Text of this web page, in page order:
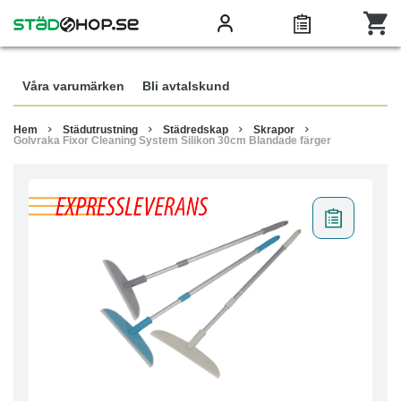
Våra varumärken Bli avtalskund
Hem Städutrustning Städredskap
Skrapor
Golvraka Fixor Cleaning System Silikon 30cm Blandade färger